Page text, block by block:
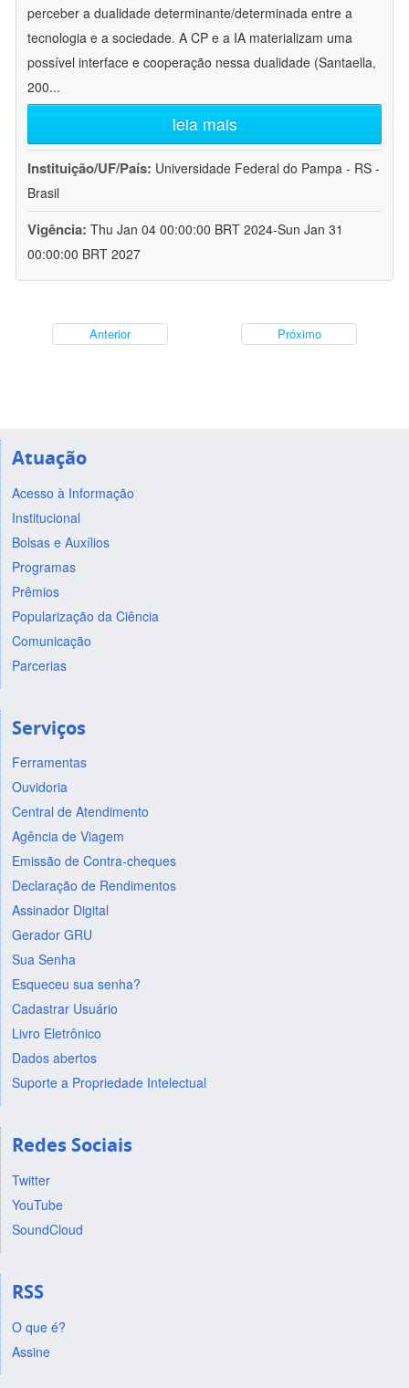
perceber a dualidade determinante/determinada entre a
tecnologia e a sociedade. A CP e a IA materializam uma
possível interface e cooperação nessa dualidade (Santaella,
200...
leia mais
Instituição/UF/País: Universidade Federal do Pampa - RS -
Brasil
Vigência: Thu Jan 04 00:00:00 BRT 2024-Sun Jan 31
00:00:00 BRT 2027
Anterior Próximo
Atuação
Acesso à Informação
Institucional
Bolsas e Auxílios
Programas
Prêmios
Popularização da Ciência
Comunicação
Parcerias
Serviços
Ferramentas
Ouvidoria
Central de Atendimento
Agência de Viagem
Emissão de Contra-cheques
Declaração de Rendimentos
Assinador Digital
Gerador GRU
Sua Senha
Esqueceu sua senha?
Cadastrar Usuário
Livro Eletrônico
Dados abertos
Suporte a Propriedade Intelectual
Redes Sociais
Twitter
YouTube
SoundCloud
RSS
O que é?
Assine